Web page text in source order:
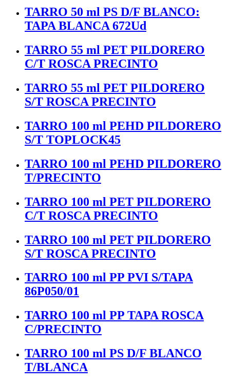
TARRO 50 ml PS D/F BLANCO:
TAPA BLANCA 672Ud
TARRO 55 ml PET PILDORERO
C/T ROSCA PRECINTO
TARRO 55 ml PET PILDORERO
S/T ROSCA PRECINTO
TARRO 100 ml PEHD PILDORERO
S/T TOPLOCK45
TARRO 100 ml PEHD PILDORERO
T/PRECINTO
TARRO 100 ml PET PILDORERO
C/T ROSCA PRECINTO
TARRO 100 ml PET PILDORERO
S/T ROSCA PRECINTO
TARRO 100 ml PP PVI S/TAPA
86P050/01
TARRO 100 ml PP TAPA ROSCA
C/PRECINTO
TARRO 100 ml PS D/F BLANCO
T/BLANCA